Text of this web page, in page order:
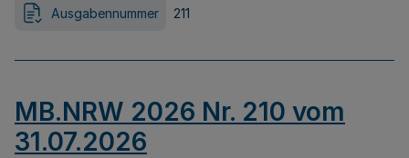
Ausgabennummer 211
MB.NRW 2026 Nr. 210 vom
31.07.2026